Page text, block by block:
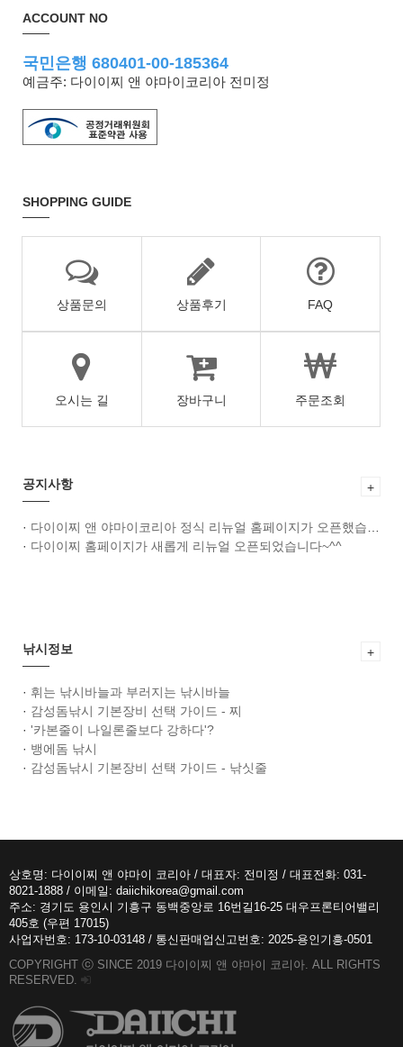
ACCOUNT NO
국민은행 680401-00-185364
예금주: 다이이찌 앤 야마이코리아 전미정
SHOPPING GUIDE
상품문의 상품후기 FAQ
오시는 길 장바구니 주문조회
공지사항 +
· 다이이찌 앤 야마이코리아 정식 리뉴얼 홈페이지가 오픈했습니다~^^
· 다이이찌 홈페이지가 새롭게 리뉴얼 오픈되었습니다~^^
낚시정보 +
· 휘는 낚시바늘과 부러지는 낚시바늘
· 감성돔낚시 기본장비 선택 가이드 - 찌
· '카본줄이 나일론줄보다 강하다'?
· 뱅에돔 낚시
· 감성돔낚시 기본장비 선택 가이드 - 낚싯줄
상호명: 다이이찌 앤 야마이 코리아 / 대표자: 전미정 / 대표전화: 031-
8021-1888 / 이메일: daiichikorea@gmail.com
주소: 경기도 용인시 기흥구 동백중앙로 16번길16-25 대우프론티어밸리
405호 (우편 17015)
사업자번호: 173-10-03148 / 통신판매업신고번호: 2025-용인기흥-0501
COPYRIGHT ⓒ SINCE 2019 다이이찌 앤 야마이 코리아. ALL RIGHTS
RESERVED.